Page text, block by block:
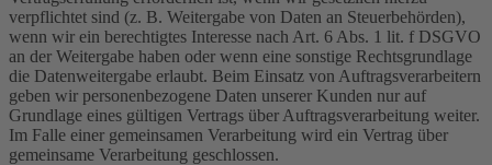
verpflichtet sind (z. B. Weitergabe von Daten an Steuerbehörden),
wenn wir ein berechtigtes Interesse nach Art. 6 Abs. 1 lit. f DSGVO
an der Weitergabe haben oder wenn eine sonstige Rechtsgrundlage
die Datenweitergabe erlaubt. Beim Einsatz von Auftragsverarbeitern
geben wir personenbezogene Daten unserer Kunden nur auf
Grundlage eines gültigen Vertrags über Auftragsverarbeitung weiter.
Im Falle einer gemeinsamen Verarbeitung wird ein Vertrag über
gemeinsame Verarbeitung geschlossen.